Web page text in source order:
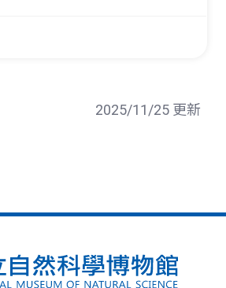
2025/11/25 更新